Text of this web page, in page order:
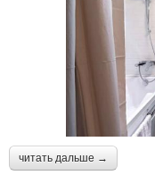
читать дальше →